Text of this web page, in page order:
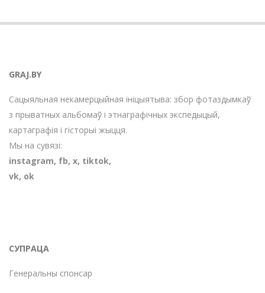
GRAJ.BY
Сацыяльная некамерцыйная ініцыятыва: збор фотаздымкаў
з прыватных альбомаў і этнаграфічных экспедыцый,
картаграфія і гісторыі жыцця.
Мы на сувязі:
instagram, fb, х, tiktok,
vk, ok
СУПРАЦА
Генеральны спонсар